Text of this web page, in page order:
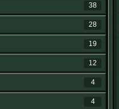
38
28
19
12
4
4